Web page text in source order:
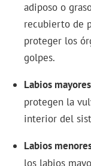
adiposo o
recubierto de
proteger los
golpes.
Labios mayores
protegen la
interior del
Labios
los labios